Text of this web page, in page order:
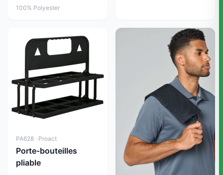
100% Polyester
PA628 · Proact
Porte-bouteilles
pliable